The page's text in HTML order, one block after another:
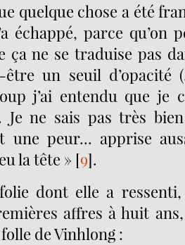
quelque chose a été
échappé, parce qu’on
ça ne se traduise pas
un seuil d’opacité
j’ai entendu que je
Je ne sais pas très
une peur... apprise
la tête » [9].
dont elle a
affres à huit
de Vinhlong :